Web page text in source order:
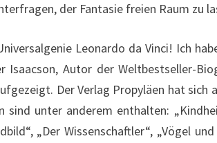
der Fantasie freien Raum zu
Leonardo da Vinci! Ich
Isaacson, Autor der Weltbestseller-
Der Verlag Propyläen hat
sind unter anderem enthalten:
„Der Wissenschaftler“, „Vögel